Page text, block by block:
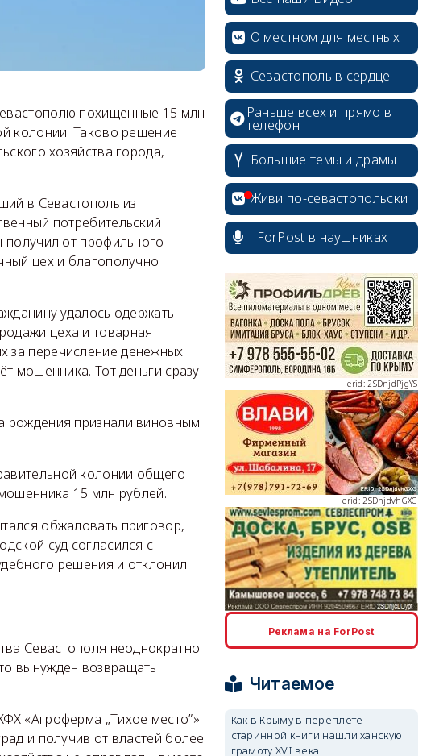
похищенные 15 млн
колонии. Таково решение
хозяйства города,
в Севастополь из
потребительский
от профильного
цех и благополучно
удалось одержать
цеха и товарная
за перечисление денежных
мошенника. Тот деньги сразу
рождения признали виновным
колонии общего
15 млн рублей.
обжаловать приговор,
суд согласился с
решения и отклонил
Севастополя неоднократно
вынужден возвращать
«Агроферма „Тихое место”»
и получив от властей более
О местном для местных
Севастополь в сердце
Раньше всех и прямо в
телефон
Большие темы и драмы
Живи по-севастопольски
ForPost в наушниках
erid: 2SDnjdPjgYS
erid: 2SDnjdvhGXG
erid: 2SDnjcLUypt
erid: 2SDnjcrDNw6
Реклама на ForPost
Читаемое
Как в Крыму в переплёте
старинной книги нашли ханскую
грамоту XVI века